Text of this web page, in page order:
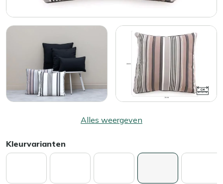
Alles weergeven
Kleurvarianten